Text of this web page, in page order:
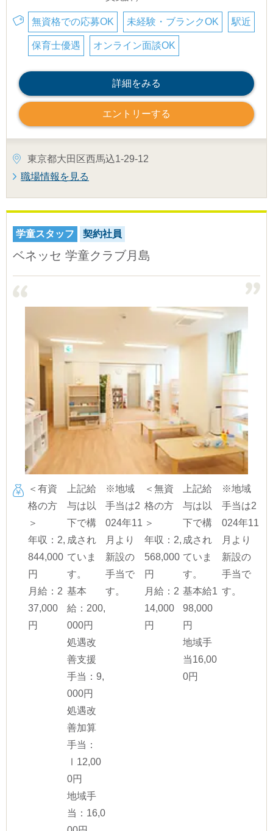
無資格での応募OK 未経験・ブランクOK 駅近
保育士優遇 オンライン面談OK
詳細をみる
エントリーする
東京都大田区西馬込1-29-12
職場情報を見る
学童スタッフ 契約社員
ベネッセ 学童クラブ月島
＜有資
格の方
＞
年収：2,
844,000
円
月給：2
37,000
円
上記給
与は以
下で構
成され
ていま
す。
基本
給：200,
000円
処遇改
善支援
手当：9,
000円
処遇改
善加算
手当：
Ⅰ12,00
0円
地域手
当：16,0
※地域
手当は2
024年11
月より
新設の
手当で
す。
＜無資
格の方
＞
年収：2,
568,000
円
月給：2
14,000
円
上記給
与は以
下で構
成され
ていま
す。
基本給1
98,000
円
地域手
当16,00
0円
※地域
手当は2
024年11
月より
新設の
手当で
す。